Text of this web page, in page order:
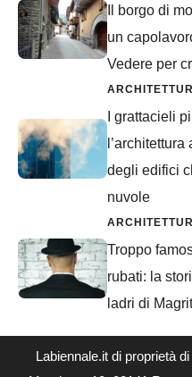
Il borgo di
un
Vedere per
I grattacieli
degli edifici
nuvole
Troppo
rubati: la
ladri di
Labiennale.it di proprietà